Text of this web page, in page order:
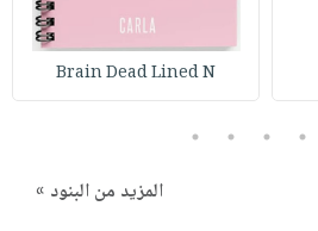
Brain Dead Lined N
2
3
4
5
المزيد من البنود »